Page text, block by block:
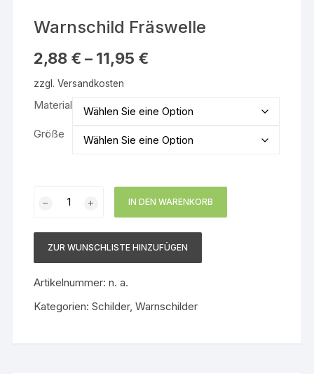
Warnschild Fräswelle
2,88 € – 11,95 €
zzgl.Versandkosten
Material
Größe
Fräswelle
IN DEN WARENKORB
ZUR WUNSCHLISTE HINZUFÜGEN
Artikelnummer:n. a.
Kategorien:Schilder,Warnschilder